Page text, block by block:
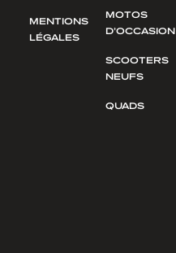
MENTIONS
LÉGALES
MOTOS
D’OCCASION
SCOOTERS
NEUFS
QUADS